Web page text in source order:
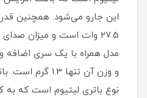
این جارو می‌شود. همچنین
مدل همراه با یک سری اضافه
و وزن آن تنها
نوع باتری لیتیوم است که به